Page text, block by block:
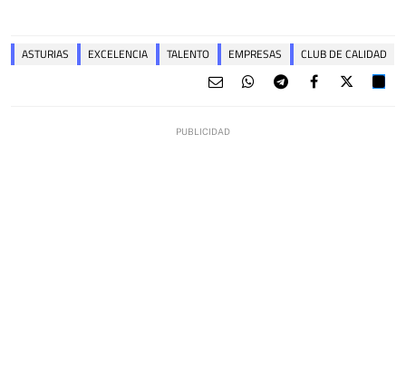
ASTURIAS EXCELENCIA TALENTO EMPRESAS CLUB DE CALIDAD